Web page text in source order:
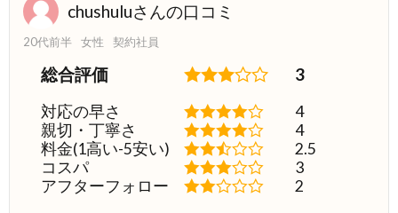
chushuluさんの口コミ
20代前半 女性 契約社員
総合評価 3
対応の早さ
4
親切・丁寧さ
4
料金(1高い-5安い)
2.5
コスパ
3
アフターフォロー
2